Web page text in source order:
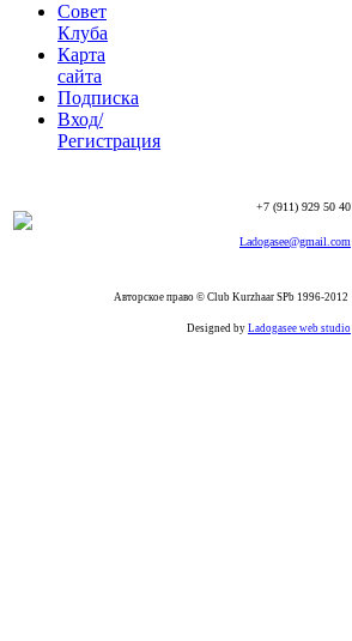
Совет
Клуба
Карта
сайта
Подписка
Вход/
Регистрация
+7 (911) 929 50 40
Ladogasee@gmail.com
Авторское право © Club Kurzhaar SPb 1996-2012
Designed by Ladogasee web studio